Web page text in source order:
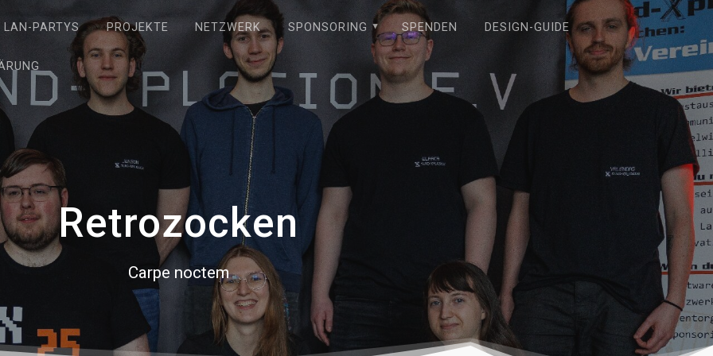
LAN-PARTYS PROJEKTE NETZWERK SPONSORING SPENDEN DESIGN-GUIDE
Retrozocken
Carpe noctem